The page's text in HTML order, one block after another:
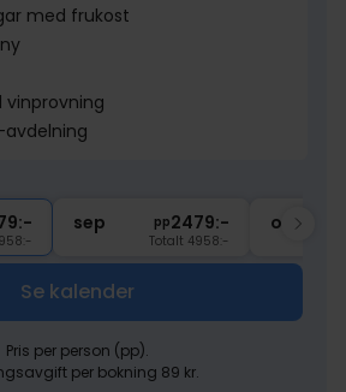
med frukost
vinprovning
avdelning
sep pp2479:-
Totalt 4958:-
okt
Se kalender
Pris per person (pp).
per bokning 89 kr.